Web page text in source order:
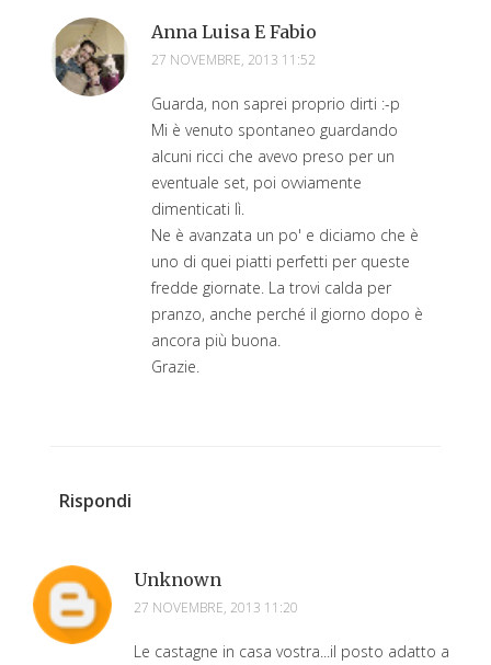
Anna Luisa E Fabio
27 NOVEMBRE, 2013 11:52
Guarda, non saprei proprio dirti :-p
Mi è venuto spontaneo guardando
alcuni ricci che avevo preso per un
eventuale set, poi ovviamente
dimenticati lì.
Ne è avanzata un po' e diciamo che è
uno di quei piatti perfetti per queste
fredde giornate. La trovi calda per
pranzo, anche perché il giorno dopo è
ancora più buona.
Grazie.
Rispondi
Unknown
27 NOVEMBRE, 2013 11:20
Le castagne in casa vostra...il posto adatto a